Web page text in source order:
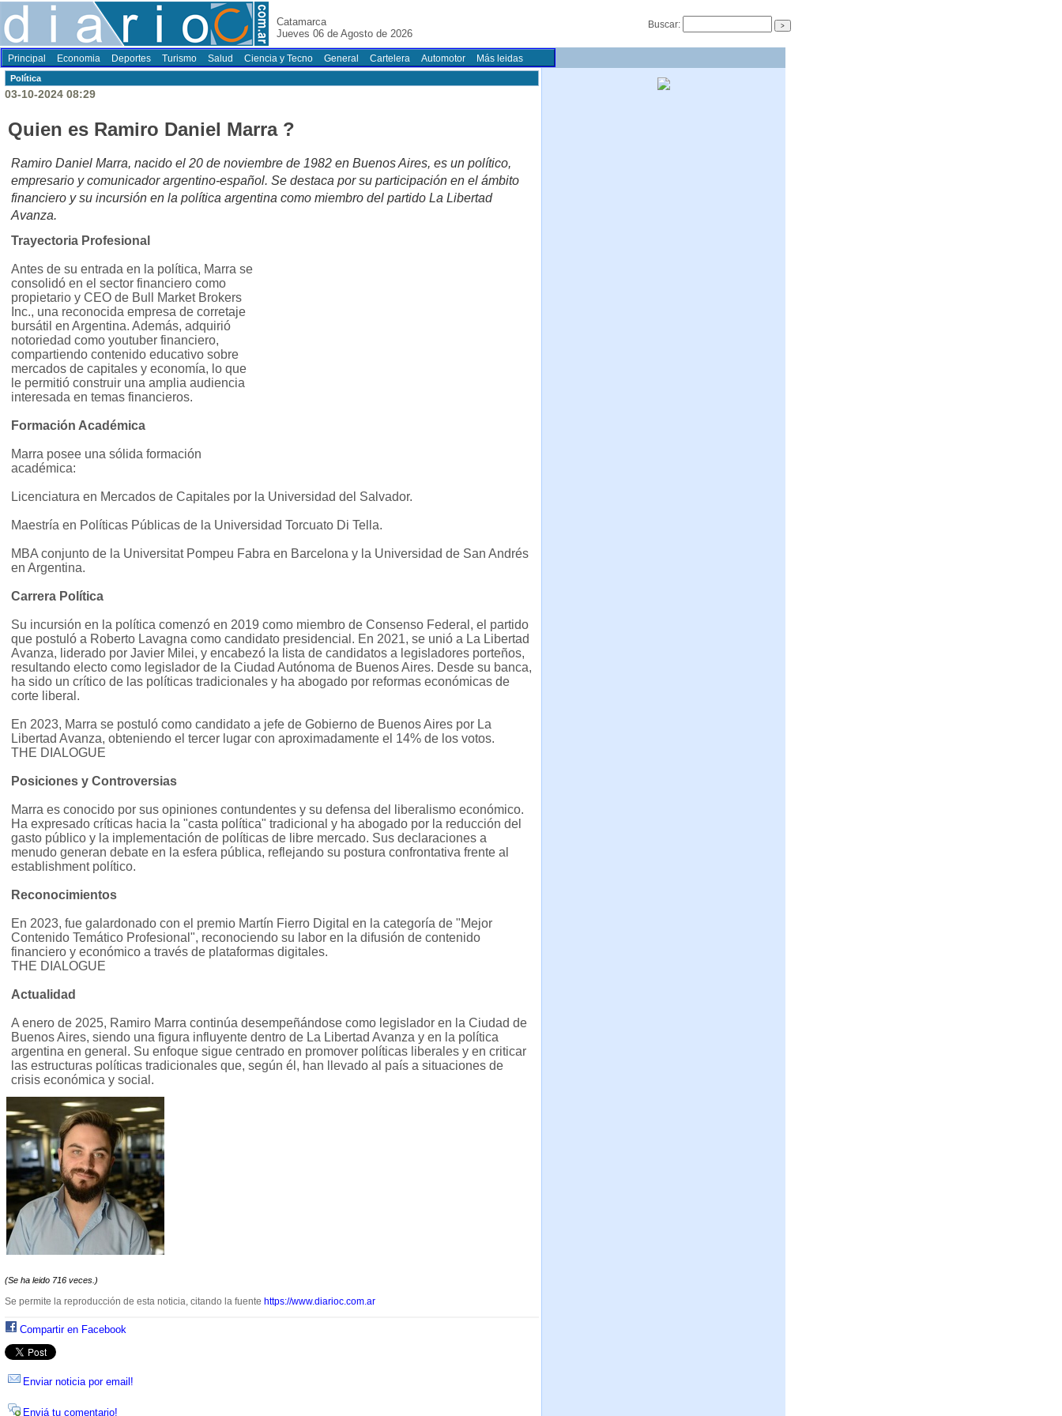
Catamarca
Jueves 06 de Agosto de 2026
Buscar:
Principal Economia Deportes Turismo Salud Ciencia y Tecno General Cartelera Automotor Más leidas
Polí­tica
03-10-2024 08:29
Quien es Ramiro Daniel Marra ?
Ramiro Daniel Marra, nacido el 20 de noviembre de 1982 en Buenos Aires, es un político,
empresario y comunicador argentino-español. Se destaca por su participación en el ámbito
financiero y su incursión en la política argentina como miembro del partido La Libertad
Avanza.
Trayectoria Profesional
Antes de su entrada en la política, Marra se
consolidó en el sector financiero como
propietario y CEO de Bull Market Brokers
Inc., una reconocida empresa de corretaje
bursátil en Argentina. Además, adquirió
notoriedad como youtuber financiero,
compartiendo contenido educativo sobre
mercados de capitales y economía, lo que
le permitió construir una amplia audiencia
interesada en temas financieros.
Formación Académica
Marra posee una sólida formación
académica:
Licenciatura en Mercados de Capitales por la Universidad del Salvador.
Maestría en Políticas Públicas de la Universidad Torcuato Di Tella.
MBA conjunto de la Universitat Pompeu Fabra en Barcelona y la Universidad de San Andrés
en Argentina.
Carrera Política
Su incursión en la política comenzó en 2019 como miembro de Consenso Federal, el partido
que postuló a Roberto Lavagna como candidato presidencial. En 2021, se unió a La Libertad
Avanza, liderado por Javier Milei, y encabezó la lista de candidatos a legisladores porteños,
resultando electo como legislador de la Ciudad Autónoma de Buenos Aires. Desde su banca,
ha sido un crítico de las políticas tradicionales y ha abogado por reformas económicas de
corte liberal.
En 2023, Marra se postuló como candidato a jefe de Gobierno de Buenos Aires por La
Libertad Avanza, obteniendo el tercer lugar con aproximadamente el 14% de los votos.
THE DIALOGUE
Posiciones y Controversias
Marra es conocido por sus opiniones contundentes y su defensa del liberalismo económico.
Ha expresado críticas hacia la "casta política" tradicional y ha abogado por la reducción del
gasto público y la implementación de políticas de libre mercado. Sus declaraciones a
menudo generan debate en la esfera pública, reflejando su postura confrontativa frente al
establishment político.
Reconocimientos
En 2023, fue galardonado con el premio Martín Fierro Digital en la categoría de "Mejor
Contenido Temático Profesional", reconociendo su labor en la difusión de contenido
financiero y económico a través de plataformas digitales.
THE DIALOGUE
Actualidad
A enero de 2025, Ramiro Marra continúa desempeñándose como legislador en la Ciudad de
Buenos Aires, siendo una figura influyente dentro de La Libertad Avanza y en la política
argentina en general. Su enfoque sigue centrado en promover políticas liberales y en criticar
las estructuras políticas tradicionales que, según él, han llevado al país a situaciones de
crisis económica y social.
(Se ha leido 716 veces.)
Se permite la reproducción de esta noticia, citando la fuente https://www.diarioc.com.ar
Compartir en Facebook
Enviar noticia por email!
Enviá tu comentario!